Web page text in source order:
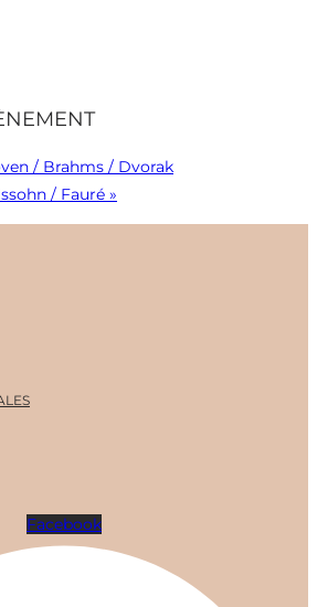
/ Brahms / Dvorak
/ Fauré »
Facebook